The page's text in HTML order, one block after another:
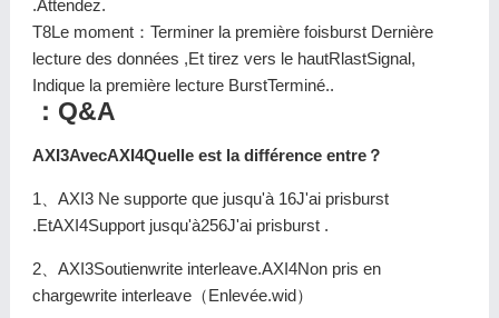
.Attendez.
T8Le moment：Terminer la première foisburst Dernière
lecture des données ,Et tirez vers le hautRlastSignal,
Indique la première lecture BurstTerminé..
：Q&A
AXI3AvecAXI4Quelle est la différence entre？
1、AXI3 Ne supporte que jusqu'à 16J'ai prisburst
.EtAXI4Support jusqu'à256J'ai prisburst .
2、AXI3Soutienwrite interleave.AXI4Non pris en
chargewrite interleave（Enlevée.wid）